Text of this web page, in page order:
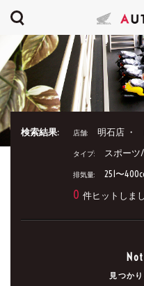
検索結果: 店舗: 明石店 ・
タイプ: スポーツ
排気量: 251〜
0 件ヒットしまし
見つか